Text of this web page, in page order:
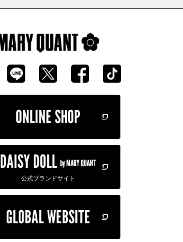
ONLINE SHOP
DAISY DOLL by MARY QUANT
公式ブランドサイト
GLOBAL WEBSITE